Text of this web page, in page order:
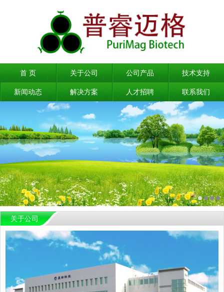
首 页 关于公司 公司产品 技术支持
新闻动态 解决方案 人才招聘 联系我们
关于公司